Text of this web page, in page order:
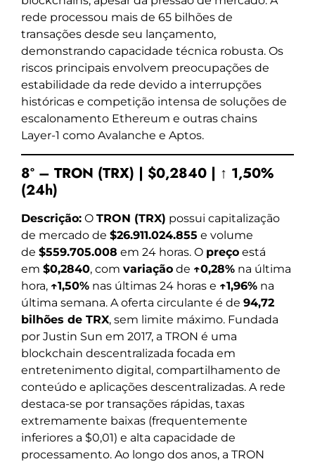
rede processou mais de 65 bilhões de
transações desde seu lançamento,
demonstrando capacidade técnica robusta. Os
riscos principais envolvem preocupações de
estabilidade da rede devido a interrupções
históricas e competição intensa de soluções de
escalonamento Ethereum e outras chains
Layer-1 como Avalanche e Aptos.
8º – TRON (TRX) | $0,2840 | ↑ 1,50%
(24h)
Descrição: O TRON (TRX) possui capitalização
de mercado de $26.911.024.855 e volume
de $559.705.008 em 24 horas. O preço está
em $0,2840, com variação de ↑0,28% na última
hora, ↑1,50% nas últimas 24 horas e ↑1,96% na
última semana. A oferta circulante é de 94,72
bilhões de TRX, sem limite máximo. Fundada
por Justin Sun em 2017, a TRON é uma
blockchain descentralizada focada em
entretenimento digital, compartilhamento de
conteúdo e aplicações descentralizadas. A rede
destaca-se por transações rápidas, taxas
extremamente baixas (frequentemente
inferiores a $0,01) e alta capacidade de
processamento. Ao longo dos anos, a TRON